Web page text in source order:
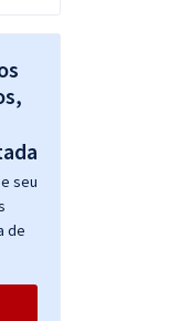
seu
de